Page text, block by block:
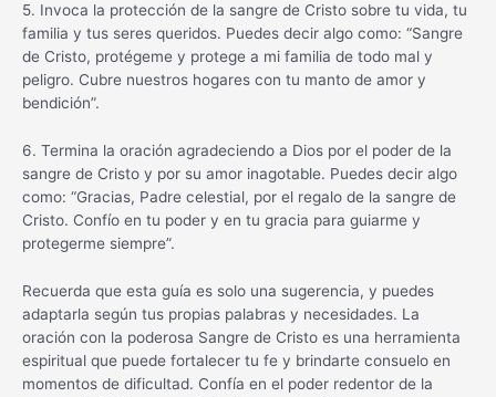
5. Invoca la protección de la sangre de Cristo sobre tu vida, tu
familia y tus seres queridos. Puedes decir algo como: “Sangre
de Cristo, protégeme y protege a mi familia de todo mal y
peligro. Cubre nuestros hogares con tu manto de amor y
bendición”.
6. Termina la oración agradeciendo a Dios por el poder de la
sangre de Cristo y por su amor inagotable. Puedes decir algo
como: “Gracias, Padre celestial, por el regalo de la sangre de
Cristo. Confío en tu poder y en tu gracia para guiarme y
protegerme siempre”.
Recuerda que esta guía es solo una sugerencia, y puedes
adaptarla según tus propias palabras y necesidades. La
oración con la poderosa Sangre de Cristo es una herramienta
espiritual que puede fortalecer tu fe y brindarte consuelo en
momentos de dificultad. Confía en el poder redentor de la